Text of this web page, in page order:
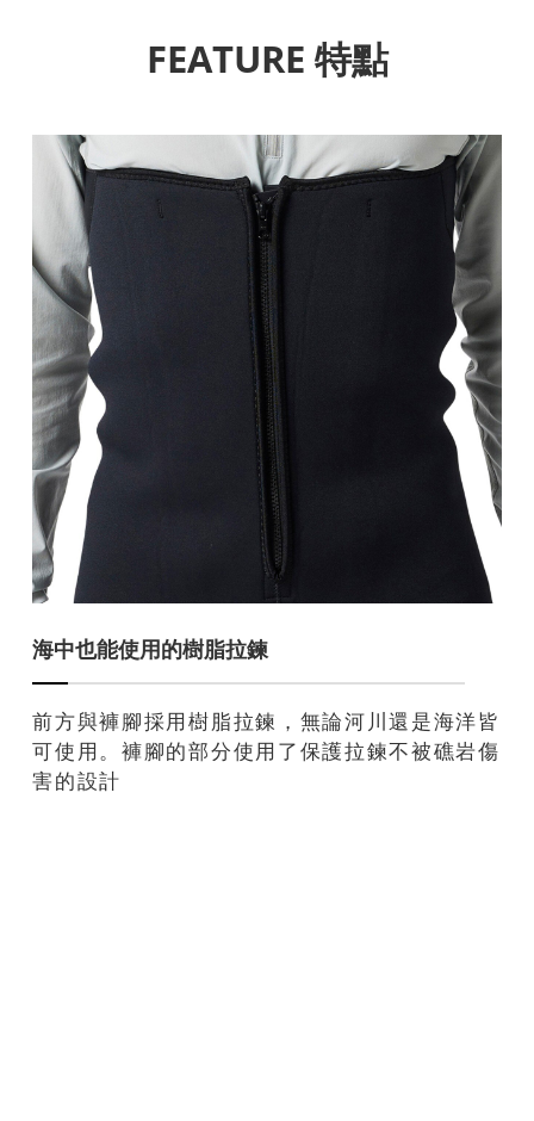
FEATURE 特點
海中也能使用的樹脂拉鍊
前方與褲腳採用樹脂拉鍊，無論河川還是海洋皆
可使用。褲腳的部分使用了保護拉鍊不被礁岩傷
害的設計